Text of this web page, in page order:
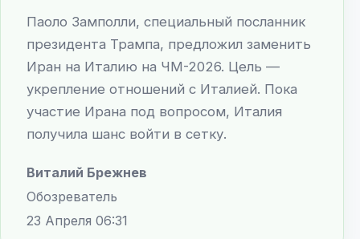
Паоло Замполли, специальный посланник
президента Трампа, предложил заменить
Иран на Италию на ЧМ-2026. Цель —
укрепление отношений с Италией. Пока
участие Ирана под вопросом, Италия
получила шанс войти в сетку.
Виталий Брежнев
Обозреватель
23 Апреля 06:31